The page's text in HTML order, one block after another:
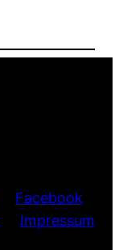
Facebook
Impressum